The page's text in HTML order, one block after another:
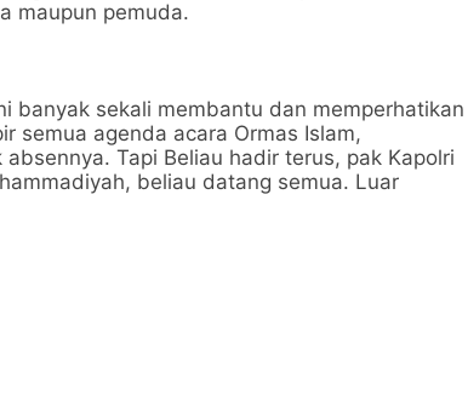
maupun pemuda.
banyak sekali membantu dan memperhatikan
semua agenda acara Ormas Islam,
Tapi Beliau hadir terus, pak Kapolri
beliau datang semua. Luar